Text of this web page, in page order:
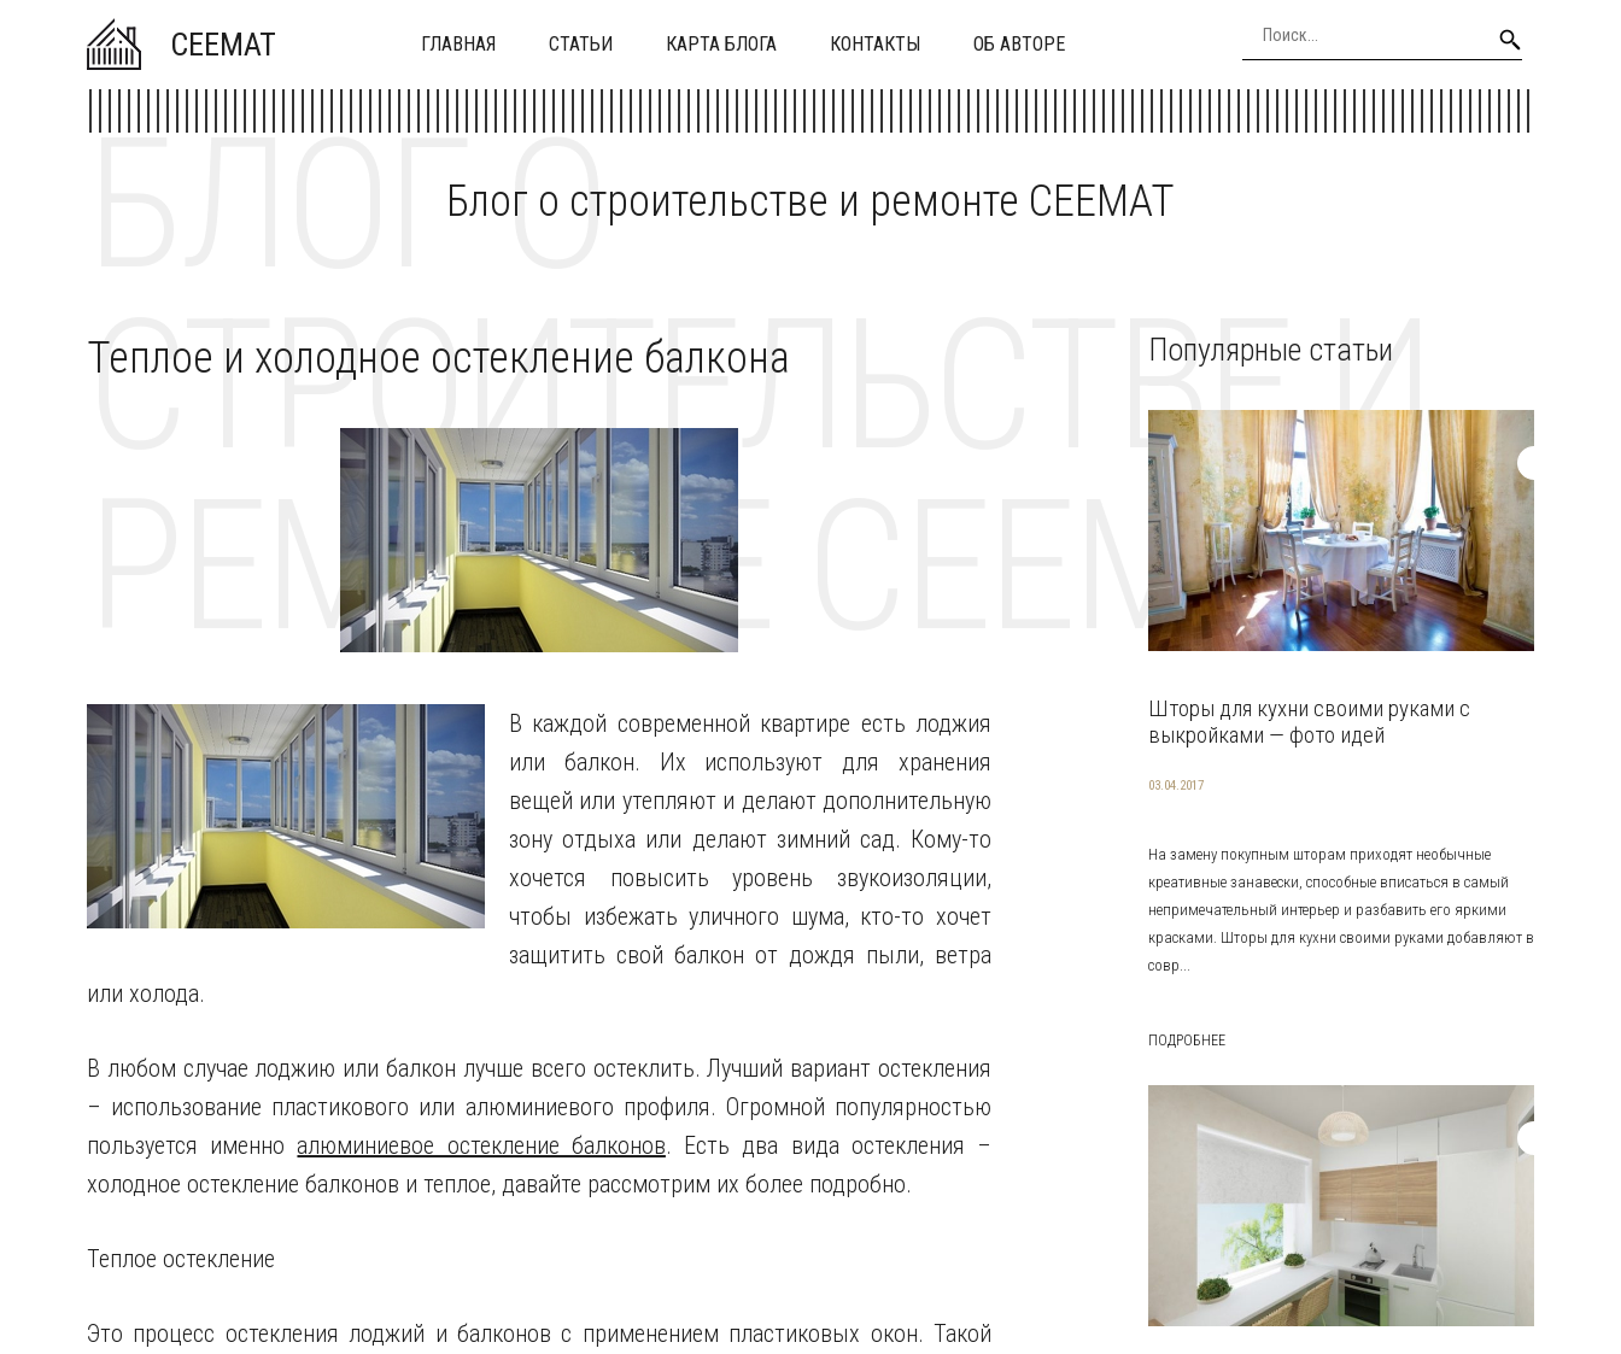
CEEMAT ГЛАВНАЯ СТАТЬИ КАРТА БЛОГА КОНТАКТЫ ОБ АВТОРЕ
Блог о строительстве и ремонте CEEMAT
БЛОГ О
СТРОИТЕЛЬСТВЕ И
РЕМОНТЕ CEEMAT
Теплое и холодное остекление балкона
В каждой современной квартире есть лоджия
или балкон. Их используют для хранения
вещей или утепляют и делают дополнительную
зону отдыха или делают зимний сад. Кому-то
хочется повысить уровень звукоизоляции,
чтобы избежать уличного шума, кто-то хочет
защитить свой балкон от дождя пыли, ветра
или холода.
В любом случае лоджию или балкон лучше всего остеклить. Лучший вариант остекления
– использование пластикового или алюминиевого профиля. Огромной популярностью
пользуется именно алюминиевое остекление балконов. Есть два вида остекления –
холодное остекление балконов и теплое, давайте рассмотрим их более подробно.
Теплое остекление
Это процесс остекления лоджий и балконов с применением пластиковых окон. Такой
Популярные статьи
Шторы для кухни своими руками с
выкройками — фото идей
03.04.2017
На замену покупным шторам приходят необычные
креативные занавески, способные вписаться в самый
непримечательный интерьер и разбавить его яркими
красками. Шторы для кухни своими руками добавляют в
совр...
ПОДРОБНЕЕ